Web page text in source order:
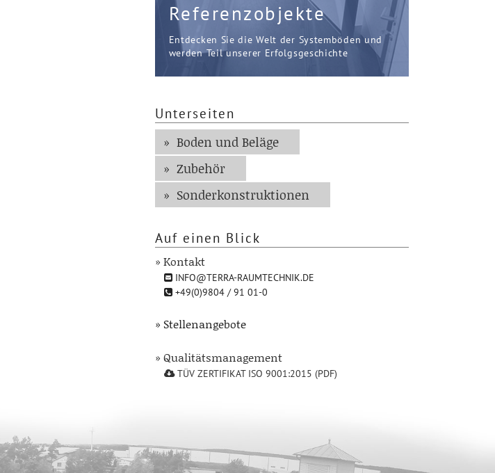
Referenzobjekte
Entdecken Sie die Welt der Systemböden und
werden Teil unserer Erfolgsgeschichte
Unterseiten
Boden und Beläge
Zubehör
Sonderkonstruktionen
Auf einen Blick
» Kontakt
INFO@TERRA-RAUMTECHNIK.DE
+49(0)9804 / 91 01-0
» Stellenangebote
» Qualitätsmanagement
TÜV ZERTIFIKAT ISO 9001:2015 (PDF)